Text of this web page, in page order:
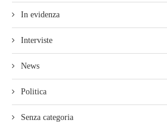
In evidenza
Interviste
News
Politica
Senza categoria